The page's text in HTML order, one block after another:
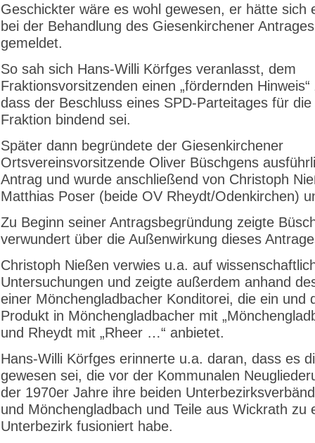
Geschickter wäre es wohl gewesen, er hätte sich
bei der Behandlung des Giesenkirchener
gemeldet.
So sah sich Hans-Willi Körfges veranlasst, dem
Fraktionsvorsitzenden einen „fördernden
dass der Beschluss eines SPD-Parteitages für die
Fraktion bindend sei.
Später dann begründete der Giesenkirchener
Ortsvereinsvorsitzende Oliver Büschgens
Antrag und wurde anschließend von Christoph
Matthias Poser (beide OV Rheydt/Odenkirchen)
Zu Beginn seiner Antragsbegründung zeigte
verwundert über die Außenwirkung dieses
Christoph Nießen verwies u.a. auf
Untersuchungen und zeigte außerdem anhand
einer Mönchengladbacher Konditorei, die ein und
Produkt in Mönchengladbacher mit
und Rheydt mit „Rheer …“ anbietet.
Hans-Willi Körfges erinnerte u.a. daran, dass es
gewesen sei, die vor der Kommunalen
der 1970er Jahre ihre beiden
und Mönchengladbach und Teile aus Wickrath zu
Unterbezirk fusioniert habe.